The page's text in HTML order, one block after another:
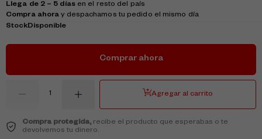
Llega de 2 – 5 díasen el resto del país
Compra ahora y despachamos tu pedido el mismo día
StockDisponible
Comprar ahora
Agregar al carrito
Compra protegida,recibe el producto que esperabas o te
devolvemos tu dinero.